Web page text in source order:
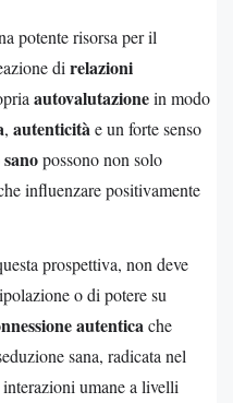
potente risorsa per il
di relazioni
autovalutazionein modo
, autenticitàe un forte senso
possono non solo
influenzare positivamente
prospettiva, non deve
o di potere su
autenticache
sana, radicata nel
umane a livelli